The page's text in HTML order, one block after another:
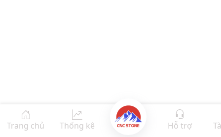
Trang chủ Thống kê Hỗ trợ